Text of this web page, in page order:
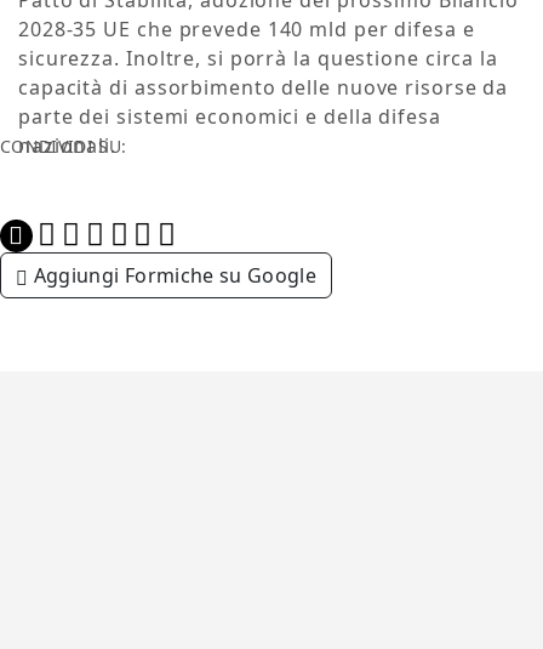
2028-35 UE che prevede 140 mld per difesa e
sicurezza. Inoltre, si porrà la questione circa la
capacità di assorbimento delle nuove risorse da
parte dei sistemi economici e della difesa
nazionali.
CONDIVIDI SU:
Aggiungi Formiche su Google